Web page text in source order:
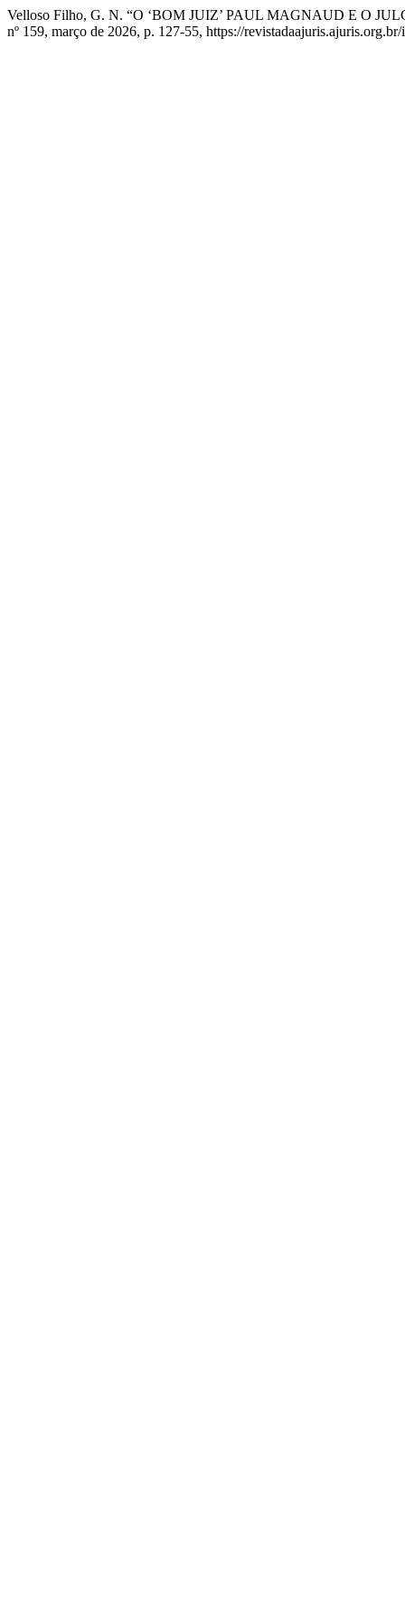
Velloso Filho, G. N. “O ‘BOM JUIZ’ PAUL MAGNAUD E O
nº 159, março de 2026, p. 127-55, https://